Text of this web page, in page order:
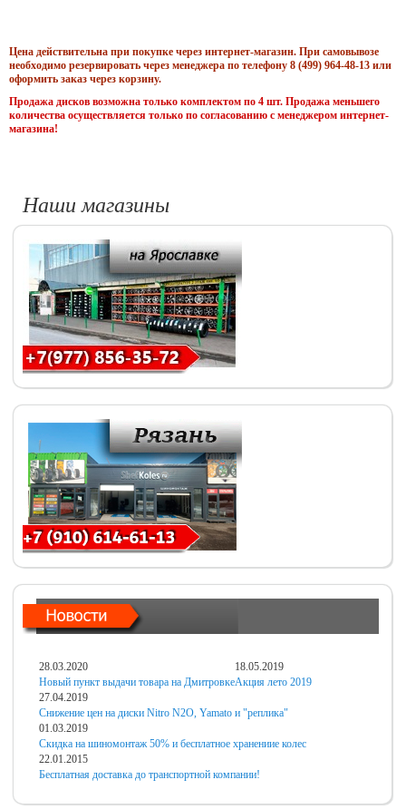
Цена действительна при покупке через интернет-магазин. При самовывозе
необходимо резервировать через менеджера по телефону 8 (499) 964-48-13 или
оформить заказ через корзину.
Продажа дисков возможна только комплектом по 4 шт. Продажа меньшего
количества осуществляется только по согласованию с менеджером интернет-
магазина!
Наши магазины
28.03.2020
Новый пункт выдачи товара на Дмитровке
18.05.2019
Акция лето 2019
27.04.2019
Снижение цен на диски Nitro N2O, Yamato и "реплика"
01.03.2019
Скидка на шиномонтаж 50% и бесплатное хранениие колес
22.01.2015
Бесплатная доставка до транспортной компании!